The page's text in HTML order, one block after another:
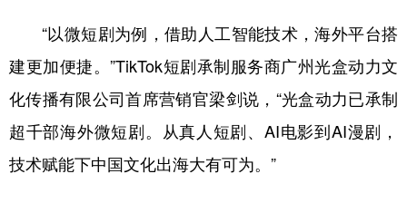
“以微短剧为例，借助人工智能技术，海外平台搭
建更加便捷。”TikTok短剧承制服务商广州光盒动力文
化传播有限公司首席营销官梁剑说，“光盒动力已承制
超千部海外微短剧。从真人短剧、AI电影到AI漫剧，
技术赋能下中国文化出海大有可为。”